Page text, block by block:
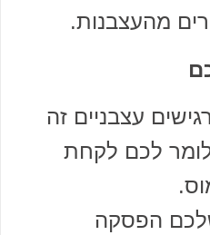
מהעצבנות.
עצבניים זה
לכם לקחת
הפסקה